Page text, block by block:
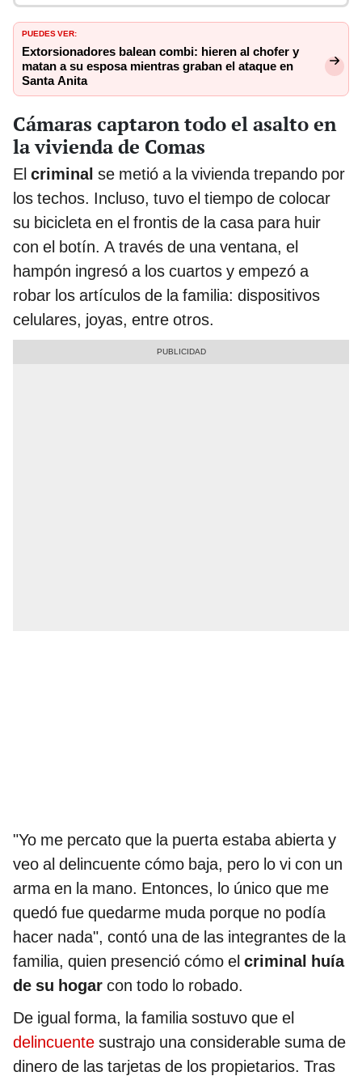
PUEDES VER:
Extorsionadores balean combi: hieren al chofer y
matan a su esposa mientras graban el ataque en
Santa Anita
Cámaras captaron todo el asalto en
la vivienda de Comas
El criminal se metió a la vivienda trepando por
los techos. Incluso, tuvo el tiempo de colocar
su bicicleta en el frontis de la casa para huir
con el botín. A través de una ventana, el
hampón ingresó a los cuartos y empezó a
robar los artículos de la familia: dispositivos
celulares, joyas, entre otros.
"Yo me percato que la puerta estaba abierta y
veo al delincuente cómo baja, pero lo vi con un
arma en la mano. Entonces, lo único que me
quedó fue quedarme muda porque no podía
hacer nada", contó una de las integrantes de la
familia, quien presenció cómo el criminal huía
de su hogar con todo lo robado.
De igual forma, la familia sostuvo que el
delincuente sustrajo una considerable suma de
dinero de las tarjetas de los propietarios. Tras